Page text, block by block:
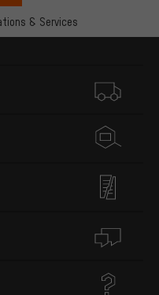
& Services